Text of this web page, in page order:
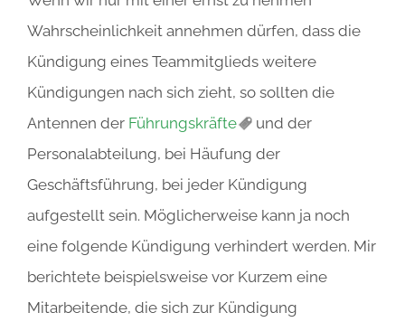
Wahrscheinlichkeit annehmen dürfen, dass die
Kündigung eines Teammitglieds weitere
Kündigungen nach sich zieht, so sollten die
Antennen der Führungskräfte
und der
Personalabteilung, bei Häufung der
Geschäftsführung, bei jeder Kündigung
aufgestellt sein. Möglicherweise kann ja noch
eine folgende Kündigung verhindert werden. Mir
berichtete beispielsweise vor Kurzem eine
Mitarbeitende, die sich zur Kündigung